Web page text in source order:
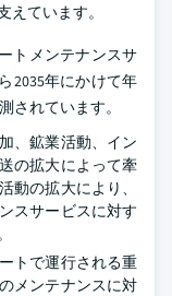
えています。
トメンテナンスサ
2035年にかけて年
されています。
、鉱業活動、イン
の拡大によって牽
動の拡大により、
スサービスに対す
トで運行される重
メンテナンスに対